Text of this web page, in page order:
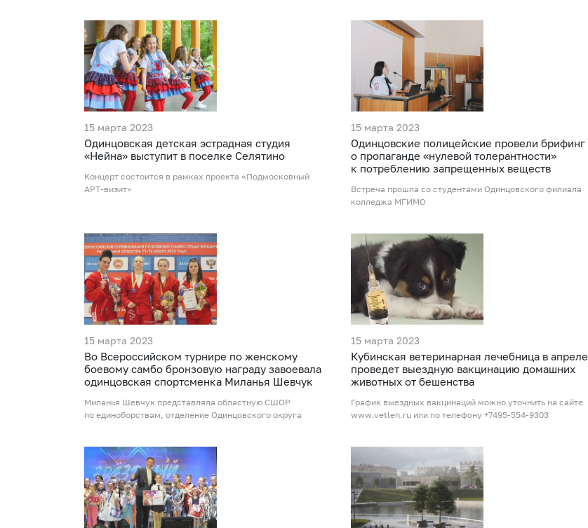
15 марта 2023
Одинцовская детская эстрадная студия
«Нейна» выступит в поселке Селятино
Концерт состоится в рамках проекта «Подмосковный
АРТ-визит»
15 марта 2023
Одинцовские полицейские провели брифинг
о пропаганде «нулевой толерантности»
к потреблению запрещенных веществ
Встреча прошла со студентами Одинцовского филиала
колледжа МГИМО
15 марта 2023
Во Всероссийском турнире по женскому
боевому самбо бронзовую награду завоевала
одинцовская спортсменка Миланья Шевчук
Миланья Шевчук представляла областную СШОР
по единоборствам, отделение Одинцовского округа
15 марта 2023
Кубинская ветеринарная лечебница в апреле
проведет выездную вакцинацию домашних
животных от бешенства
График выездных вакцинаций можно уточнить на сайте
www.vetlen.ru или по телефону +7495-554-9303